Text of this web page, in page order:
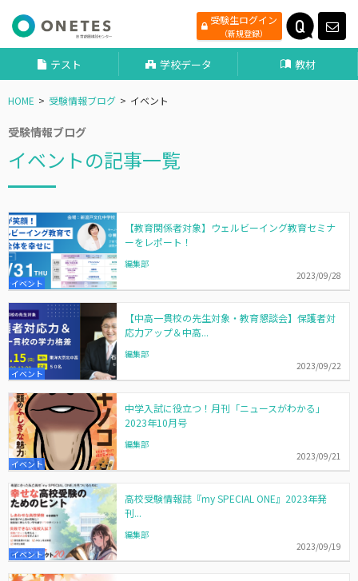
受験生ログイン
（新規登録）
テスト 学校データ 教材
HOME 受験情報ブログ イベント
受験情報ブログ
イベントの記事一覧
イベント
【教育関係者対象】ウェルビーイング教育セミナ
ーをレポート！
編集部
2023/09/28
イベント
【中高一貫校の先生対象・教育懇談会】保護者対
応力アップ＆中高...
編集部
2023/09/22
イベント
中学入試に役立つ！月刊「ニュースがわかる」
2023年10月号
編集部
2023/09/21
イベント
高校受験情報誌『my SPECIAL ONE』2023年発
刊...
編集部
2023/09/19